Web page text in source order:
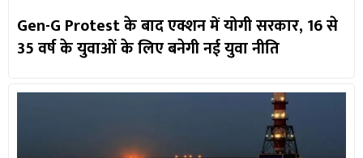
Gen-G Protest के बाद एक्शन में योगी सरकार, 16 से
35 वर्ष के युवाओं के लिए बनेगी नई युवा नीति